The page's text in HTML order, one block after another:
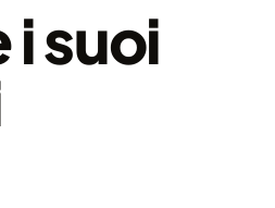
i suoi